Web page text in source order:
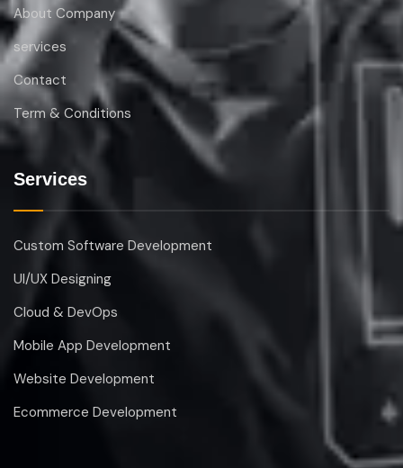
About Company
services
Contact
Term & Conditions
Services
Custom Software Development
UI/UX Designing
Cloud & DevOps
Mobile App Development
Website Development
Ecommerce Development